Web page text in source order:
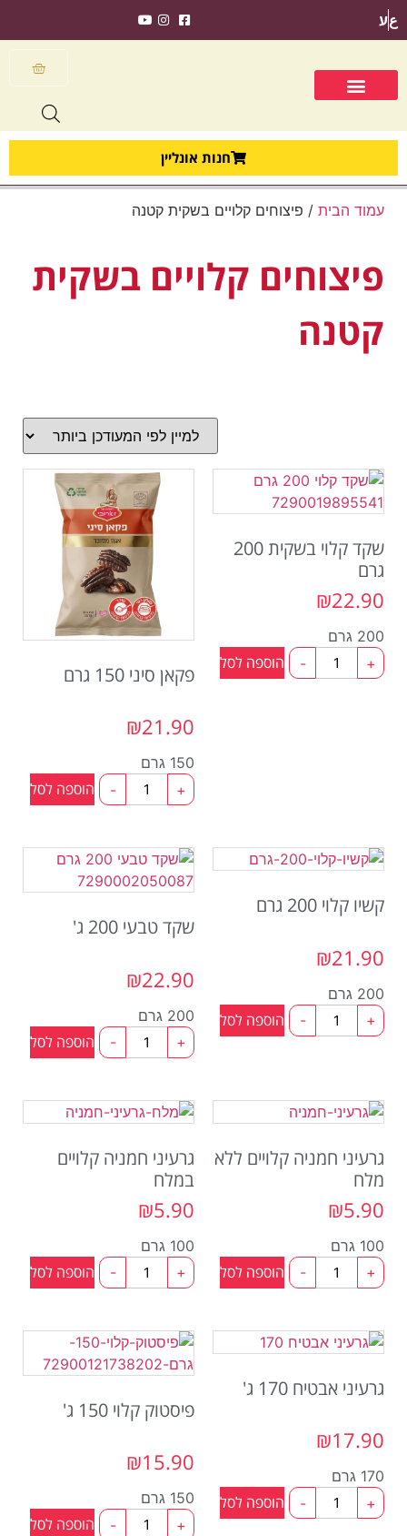
عע
חנות אונליין
עמוד הבית / פיצוחים קלויים בשקית קטנה
פיצוחים קלויים בשקית
קטנה
שקד קלוי בשקית 200
גרם
₪22.90
200 גרם
-
+ הוספה לסל פקאן סיני 150 גרם
₪21.90
150 גרם
-
+ הוספה לסל
קשיו קלוי 200 גרם
₪21.90
200 גרם
-
+ הוספה לסל
שקד טבעי 200 ג'
₪22.90
200 גרם
-
+ הוספה לסל
גרעיני חמניה קלויים ללא
מלח
₪5.90
100 גרם
-
+ הוספה לסל
גרעיני חמניה קלויים
במלח
₪5.90
100 גרם
-
+ הוספה לסל
גרעיני אבטיח 170 ג'
₪17.90
170 גרם
-
+ הוספה לסל
פיסטוק קלוי 150 ג'
₪15.90
150 גרם
-
+ הוספה לסל